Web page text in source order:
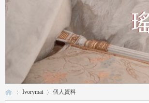
Ivorymat 個人資料